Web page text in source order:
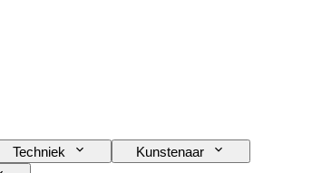
Techniek
Kunstenaar